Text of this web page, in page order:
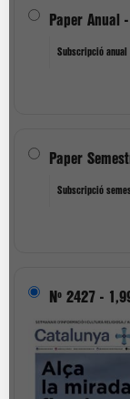
Paper Anual -
Subscripció
Paper
Subscripció
Nº 2427 -